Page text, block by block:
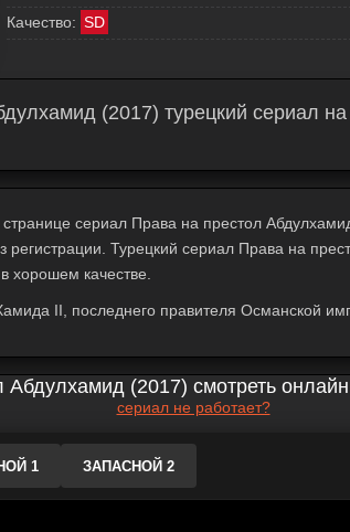
Качество: SD
(2017) турецкий сериал на
странице сериал Права на престол
регистрации. Турецкий сериал Права на
хорошем качестве.
II, последнего правителя Османской
Абдулхамид (2017) смотреть
сериал не работает?
1 ЗАПАСНОЙ 2